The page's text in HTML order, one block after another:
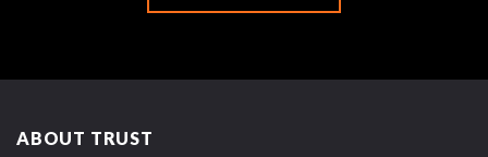
ABOUT TRUST